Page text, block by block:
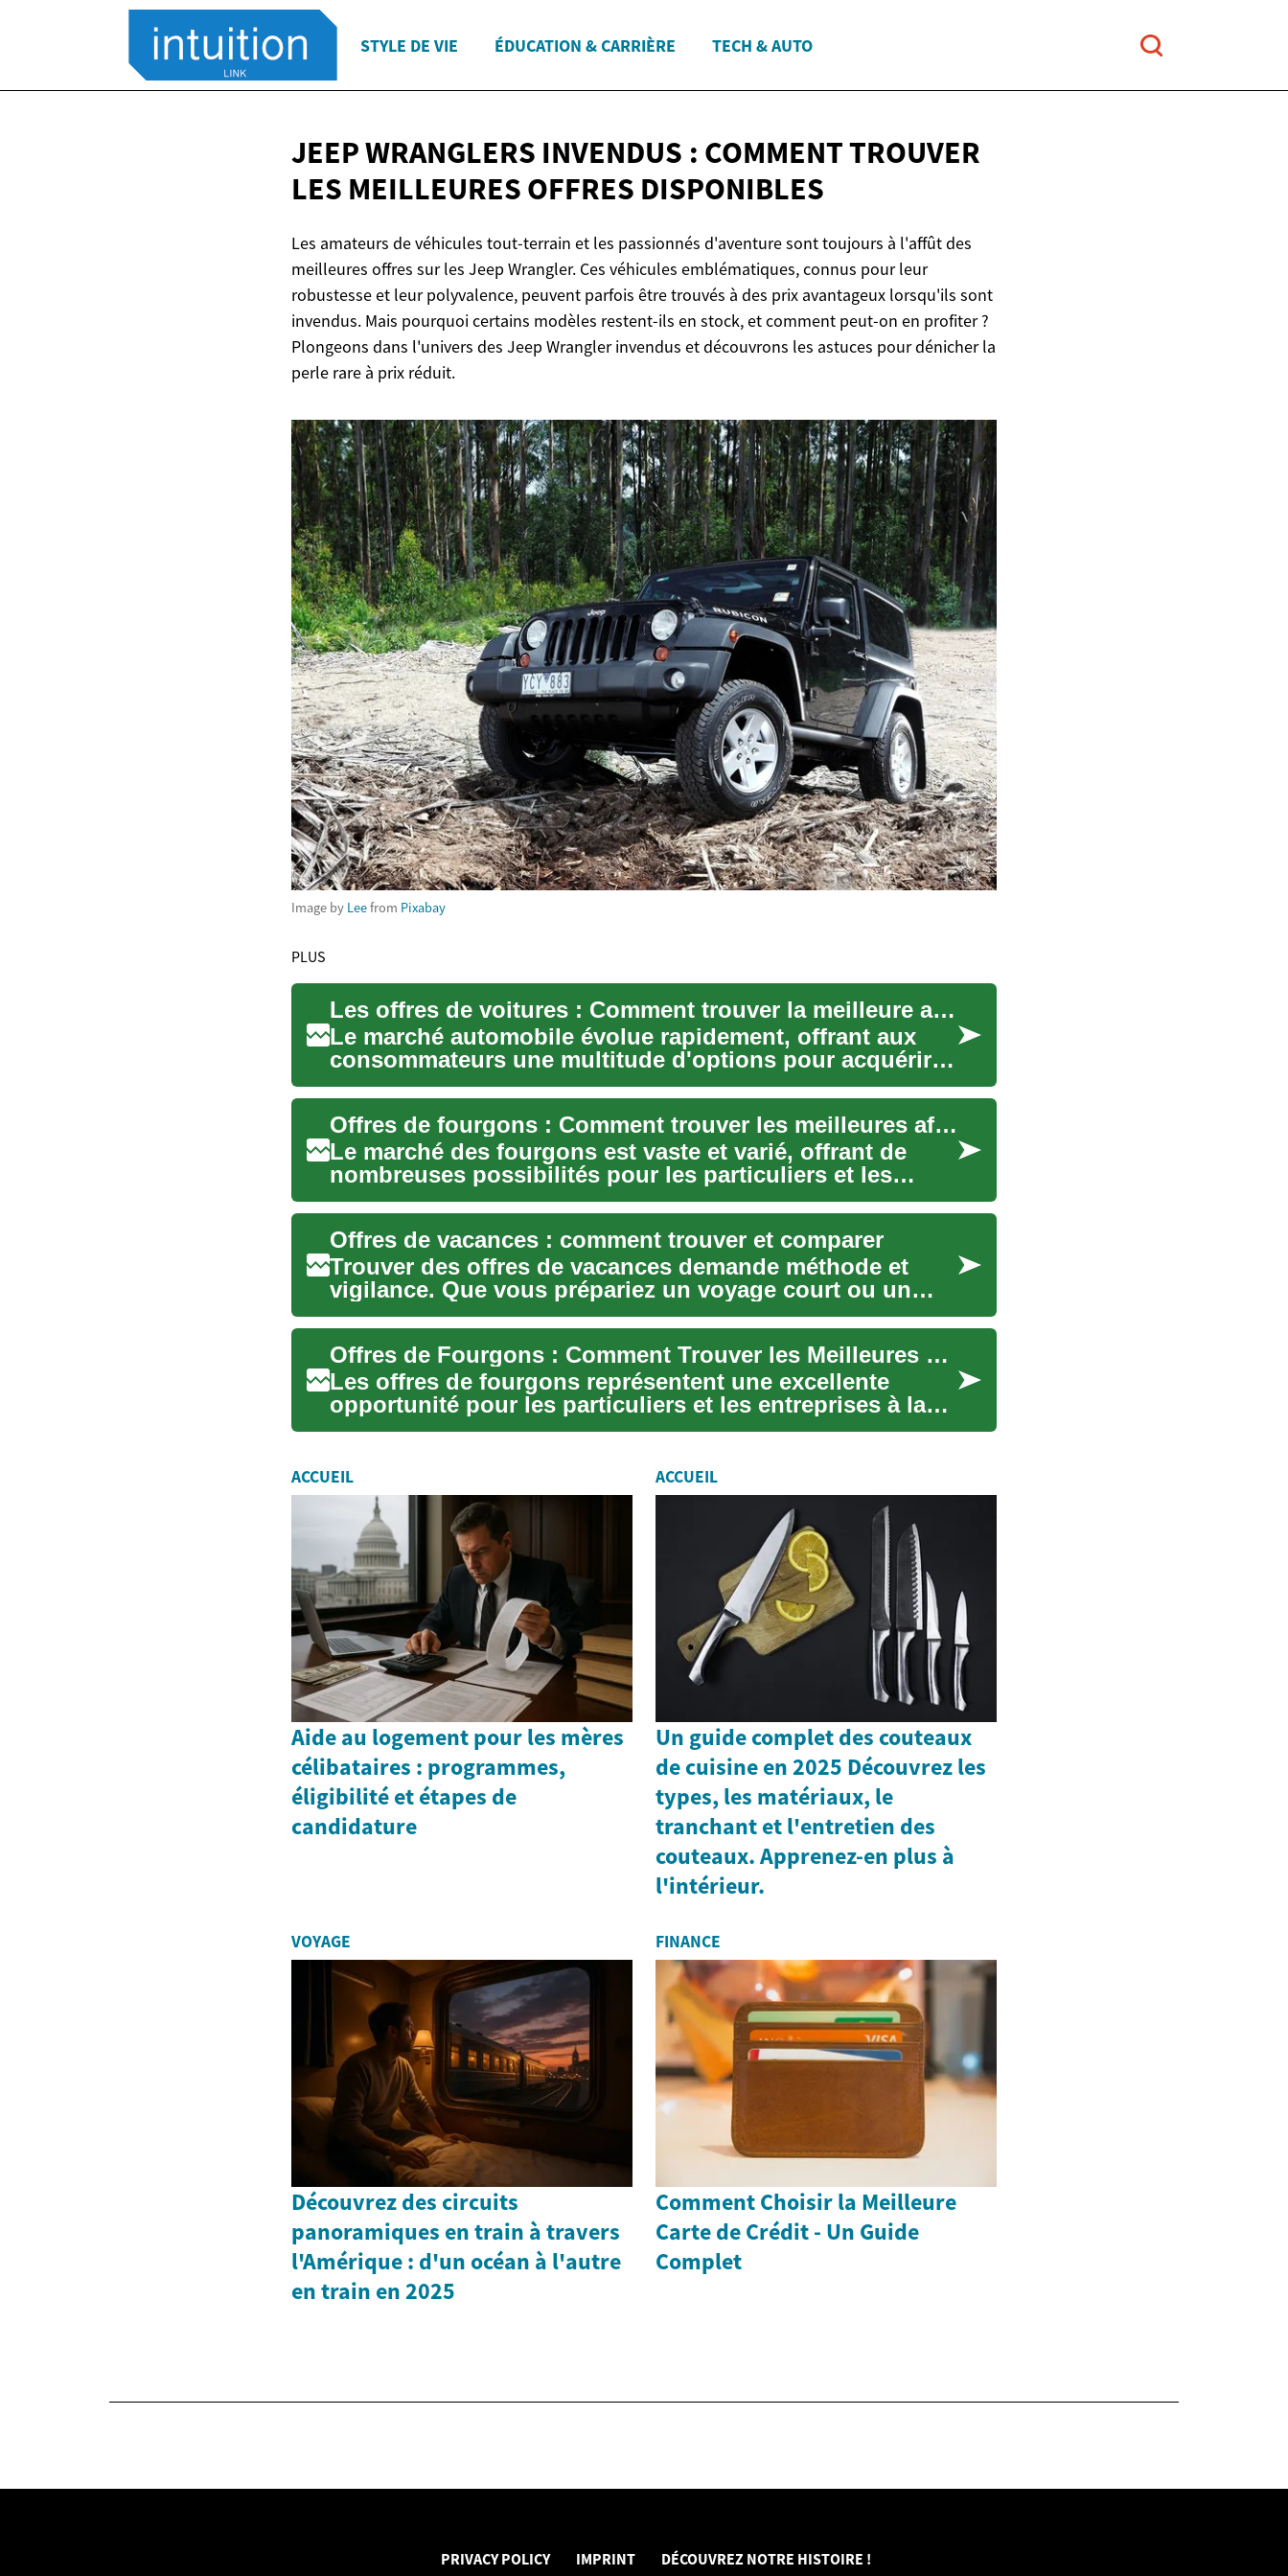
STYLE DE VIE ÉDUCATION & CARRIÈRE TECH & AUTO
JEEP WRANGLERS INVENDUS : COMMENT TROUVER
LES MEILLEURES OFFRES DISPONIBLES
Les amateurs de véhicules tout-terrain et les passionnés d'aventure sont toujours à l'affût des
meilleures offres sur les Jeep Wrangler. Ces véhicules emblématiques, connus pour leur
robustesse et leur polyvalence, peuvent parfois être trouvés à des prix avantageux lorsqu'ils sont
invendus. Mais pourquoi certains modèles restent-ils en stock, et comment peut-on en profiter ?
Plongeons dans l'univers des Jeep Wrangler invendus et découvrons les astuces pour dénicher la
perle rare à prix réduit.
Image by Leefrom Pixabay
PLUS
Les offres de voitures : Comment trouver la meilleure affaire
Le marché automobile évolue rapidement, offrant aux
consommateurs une multitude d'options pour acquérir
un véhicule. ...
Offres de fourgons : Comment trouver les meilleures affaires
Le marché des fourgons est vaste et varié, offrant de
nombreuses possibilités pour les particuliers et les
profession...
Offres de vacances : comment trouver et comparer
Trouver des offres de vacances demande méthode et
vigilance. Que vous prépariez un voyage court ou un
long séjour, il...
Offres de Fourgons : Comment Trouver les Meilleures Opportunités
Les offres de fourgons représentent une excellente
opportunité pour les particuliers et les entreprises à la
recherch...
ACCUEIL
Aide au logement pour les mères
célibataires : programmes,
éligibilité et étapes de
candidature
ACCUEIL
Un guide complet des couteaux
de cuisine en 2025 Découvrez les
types, les matériaux, le
tranchant et l'entretien des
couteaux. Apprenez-en plus à
l'intérieur.
VOYAGE
Découvrez des circuits
panoramiques en train à travers
l'Amérique : d'un océan à l'autre
en train en 2025
FINANCE
Comment Choisir la Meilleure
Carte de Crédit - Un Guide
Complet
PRIVACY POLICY IMPRINT DÉCOUVREZ NOTRE HISTOIRE !